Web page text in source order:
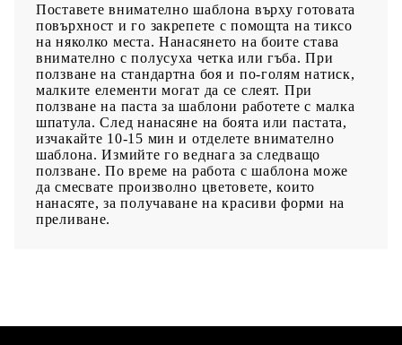
Поставете внимателно шаблона върху готовата
повърхност и го закрепете с помощта на тиксо
на няколко места. Нанасянето на боите става
внимателно с полусуха четка или гъба. При
ползване на стандартна боя и по-голям натиск,
малките елементи могат да се слеят. При
ползване на паста за шаблони работете с малка
шпатула. След нанасяне на боята или пастата,
изчакайте 10-15 мин и отделете внимателно
шаблона. Измийте го веднага за следващо
ползване. По време на работа с шаблона може
да смесвате произволно цветовете, които
нанасяте, за получаване на красиви форми на
преливане.